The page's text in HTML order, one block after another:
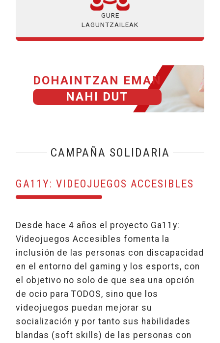
GURE
LAGUNTZAILEAK
DOHAINTZAN EMAN
NAHI DUT
CAMPAÑA SOLIDARIA
GA11Y: VIDEOJUEGOS ACCESIBLES
Desde hace 4 años el proyecto Ga11y:
Videojuegos Accesibles fomenta la
inclusión de las personas con discapacidad
en el entorno del gaming y los esports, con
el objetivo no solo de que sea una opción
de ocio para TODOS, sino que los
videojuegos puedan mejorar su
socialización y por tanto sus habilidades
blandas (soft skills) de las personas con